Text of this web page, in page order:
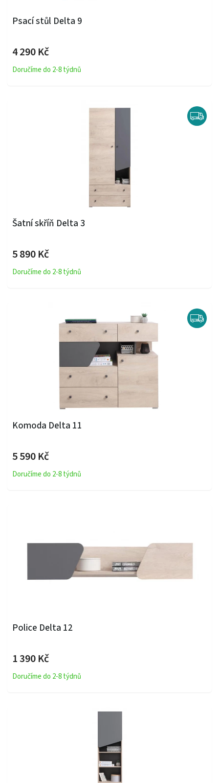
Psací stůl Delta 9
4 290 Kč
Doručíme do 2-8 týdnů
Šatní skříň Delta 3
5 890 Kč
Doručíme do 2-8 týdnů
Komoda Delta 11
5 590 Kč
Doručíme do 2-8 týdnů
Police Delta 12
1 390 Kč
Doručíme do 2-8 týdnů